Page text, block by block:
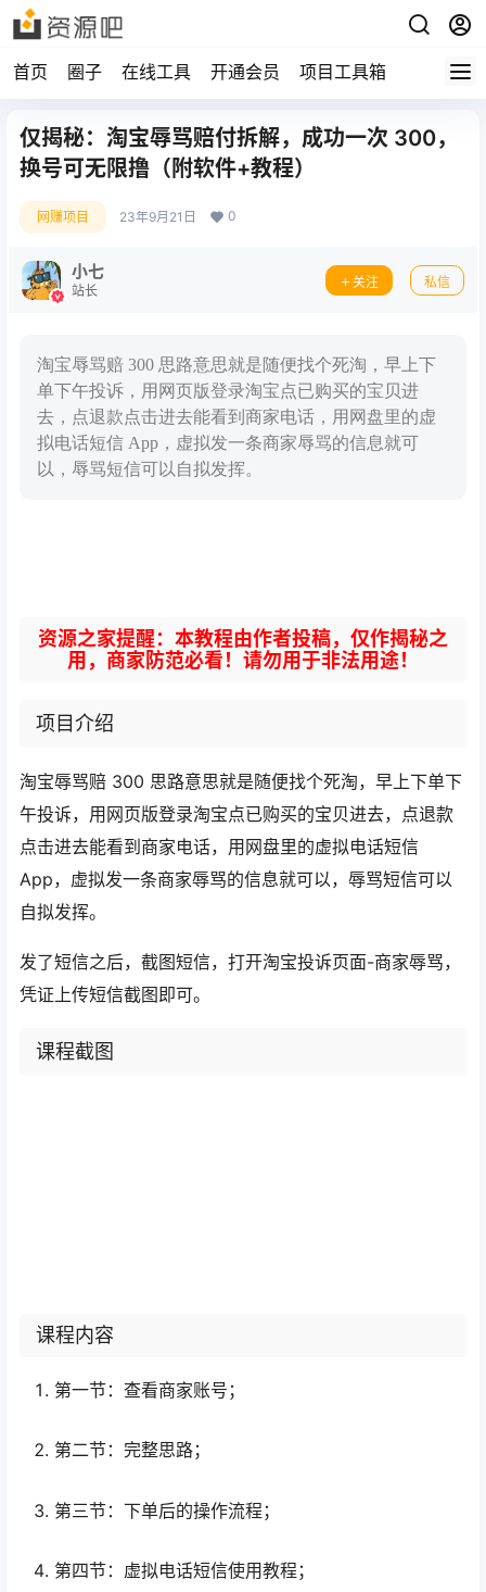
首页 圈子 在线工具 开通会员 项目工具箱
仅揭秘：淘宝辱骂赔付拆解，成功一次 300，
换号可无限撸（附软件+教程）
网赚项目 23年9月21日 0
小七
站长
关注 私信
淘宝辱骂赔 300 思路意思就是随便找个死淘，早上下
单下午投诉，用网页版登录淘宝点已购买的宝贝进
去，点退款点击进去能看到商家电话，用网盘里的虚
拟电话短信 App，虚拟发一条商家辱骂的信息就可
以，辱骂短信可以自拟发挥。
资源之家提醒：本教程由作者投稿，仅作揭秘之
用，商家防范必看！请勿用于非法用途！
项目介绍
淘宝辱骂赔 300 思路意思就是随便找个死淘，早上下单下
午投诉，用网页版登录淘宝点已购买的宝贝进去，点退款
点击进去能看到商家电话，用网盘里的虚拟电话短信
App，虚拟发一条商家辱骂的信息就可以，辱骂短信可以
自拟发挥。
发了短信之后，截图短信，打开淘宝投诉页面-商家辱骂，
凭证上传短信截图即可。
课程截图
课程内容
第一节：查看商家账号；
第二节：完整思路；
第三节：下单后的操作流程；
第四节：虚拟电话短信使用教程；